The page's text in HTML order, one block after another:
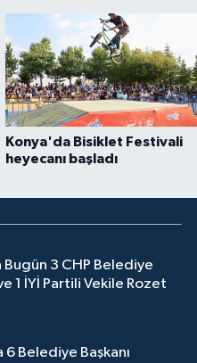
Konya'da Bisiklet Festivali
heyecanı başladı
Bugün 3 CHP Belediye
1 İYİ Partili Vekile Rozet
6 Belediye Başkanı